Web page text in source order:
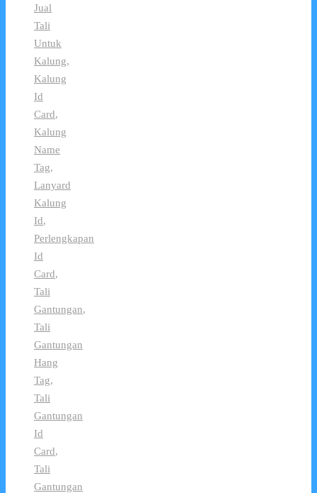
Jual
Tali
Untuk
Kalung,
Kalung
Id
Card,
Kalung
Name
Tag,
Lanyard
Kalung
Id,
Perlengkapan
Id
Card,
Tali
Gantungan,
Tali
Gantungan
Hang
Tag,
Tali
Gantungan
Id
Card,
Tali
Gantungan